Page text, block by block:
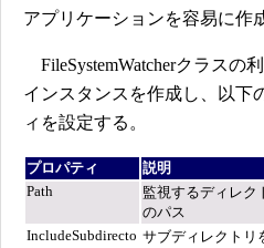
アプリケーションを容易に作
FileSystemWatcherクラスの
インスタンスを作成し、以下
ィを設定する。
プロパティ 説明
Path
監視するディレク
のパス
IncludeSubdirecto サブディレクトリ